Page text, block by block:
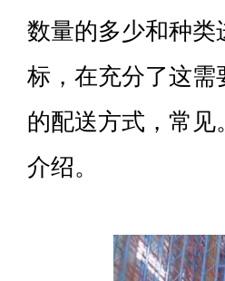
数量的多少和种
标，在充分了这
的配送方式，常
介绍。